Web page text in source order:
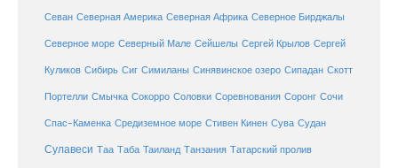
Севан Северная Америка Северная Африка Северное Бирджалы
Северное море Северный Мале Сейшелы Сергей Крылов Сергей
Куликов Сибирь Сиг Симиланы Синявинское озеро Сипадан Скотт
Портелли Смычка Сокорро Соловки Соревнования Соронг Сочи
Спас-Каменка Средиземное море Стивен Кинен Сува Судан
Сулавеси Таа Таба Таиланд Танзания Татарский пролив